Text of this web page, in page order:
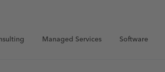
Managed Services Software